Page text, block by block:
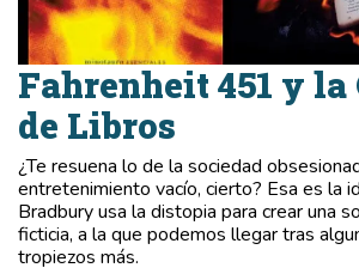
Fahrenheit 451 y la
de Libros
¿Te resuena lo de la sociedad
entretenimiento vacío, cierto? Esa es la
Bradbury usa la distopia para crear una
ficticia, a la que podemos llegar tras
tropiezos más.